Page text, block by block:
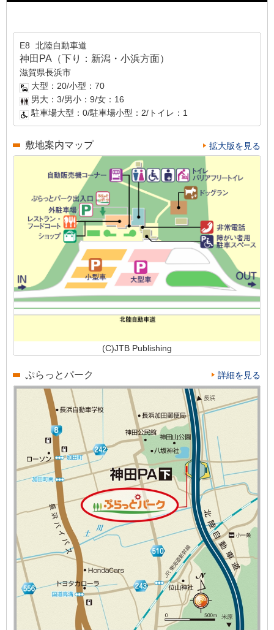
E8 北陸自動車道
神田PA（下り：新潟・小浜方面）
滋賀県長浜市
大型：20/小型：70
男大：3/男小：9/女：16
駐車場大型：0/駐車場小型：2/トイレ：1
敷地案内マップ 拡大版を見る
(C)JTB Publishing
ぷらっとパーク 詳細を見る